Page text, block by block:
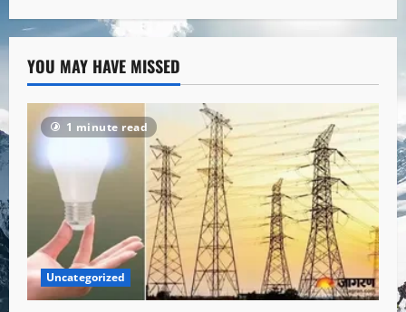
YOU MAY HAVE MISSED
1 minute read
Uncategorized